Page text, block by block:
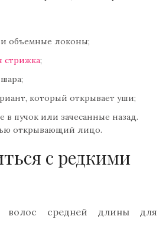
объемные локоны;
стрижка;
который открывает уши;
в пучок или зачесанные назад.
открывающий лицо.
с редкими
волос средней длины для